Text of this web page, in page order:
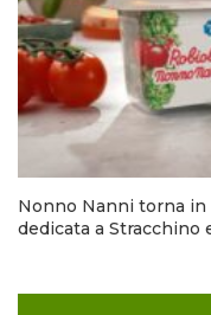
Nonno Nanni torna in
dedicata a Stracchino